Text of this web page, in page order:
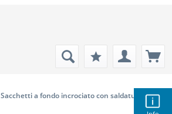
Sacchetti a fondo incrociato con saldatura